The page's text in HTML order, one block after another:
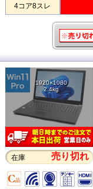
4コア8スレ
1920×1080
2.4kg
在庫 売り切れ